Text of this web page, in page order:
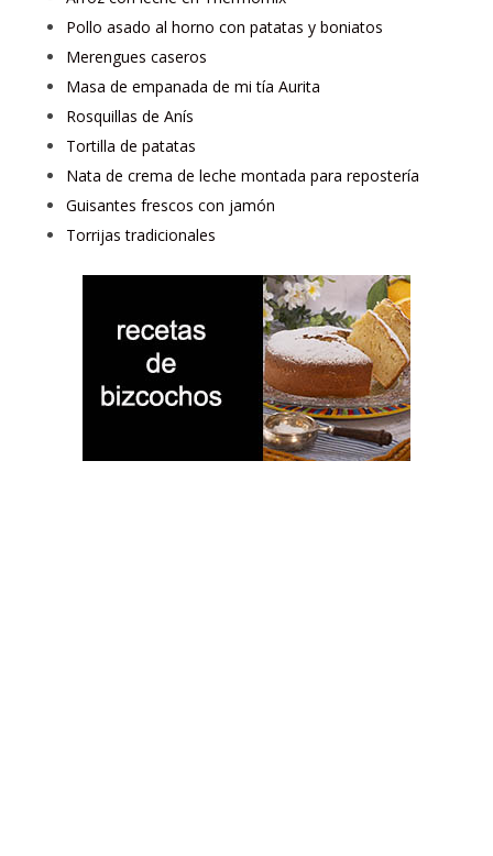
Pollo asado al horno con patatas y boniatos
Merengues caseros
Masa de empanada de mi tía Aurita
Rosquillas de Anís
Tortilla de patatas
Nata de crema de leche montada para repostería
Guisantes frescos con jamón
Torrijas tradicionales